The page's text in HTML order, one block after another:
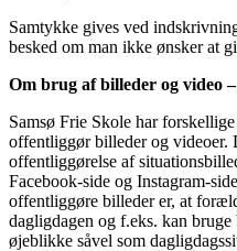
Samtykke gives ved
besked om man ikke ønsker at
Om brug af billeder og video
Samsø Frie Skole har
offentliggør billeder og
offentliggørelse af
Facebook-side og Instagram-
offentliggøre billeder er, at
dagligdagen og f.eks. kan
øjeblikke såvel som